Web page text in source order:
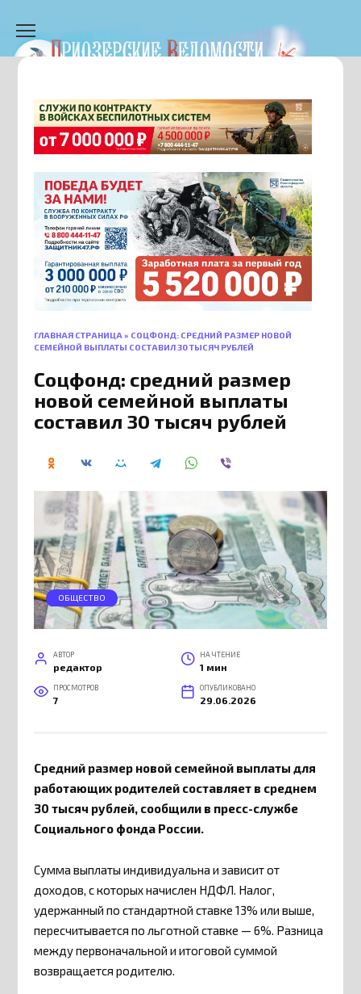
содержанию
ГЛАВНАЯ СТРАНИЦА » СОЦФОНД: СРЕДНИЙ РАЗМЕР НОВОЙ
СЕМЕЙНОЙ ВЫПЛАТЫ СОСТАВИЛ 30 ТЫСЯЧ РУБЛЕЙ
Соцфонд: средний размер
новой семейной выплаты
составил 30 тысяч рублей
ОБЩЕСТВО
АВТОР
редактор
НА ЧТЕНИЕ
1 мин
ПРОСМОТРОВ
7
ОПУБЛИКОВАНО
29.06.2026
Средний размер новой семейной выплаты для
работающих родителей составляет в среднем
30 тысяч рублей, сообщили в пресс-службе
Социального фонда России.
Сумма выплаты индивидуальна и зависит от
доходов, с которых начислен НДФЛ. Налог,
удержанный по стандартной ставке 13% или выше,
пересчитывается по льготной ставке — 6%. Разница
между первоначальной и итоговой суммой
возвращается родителю.